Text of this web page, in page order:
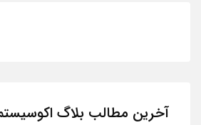
آخرین مطالب بلاگ